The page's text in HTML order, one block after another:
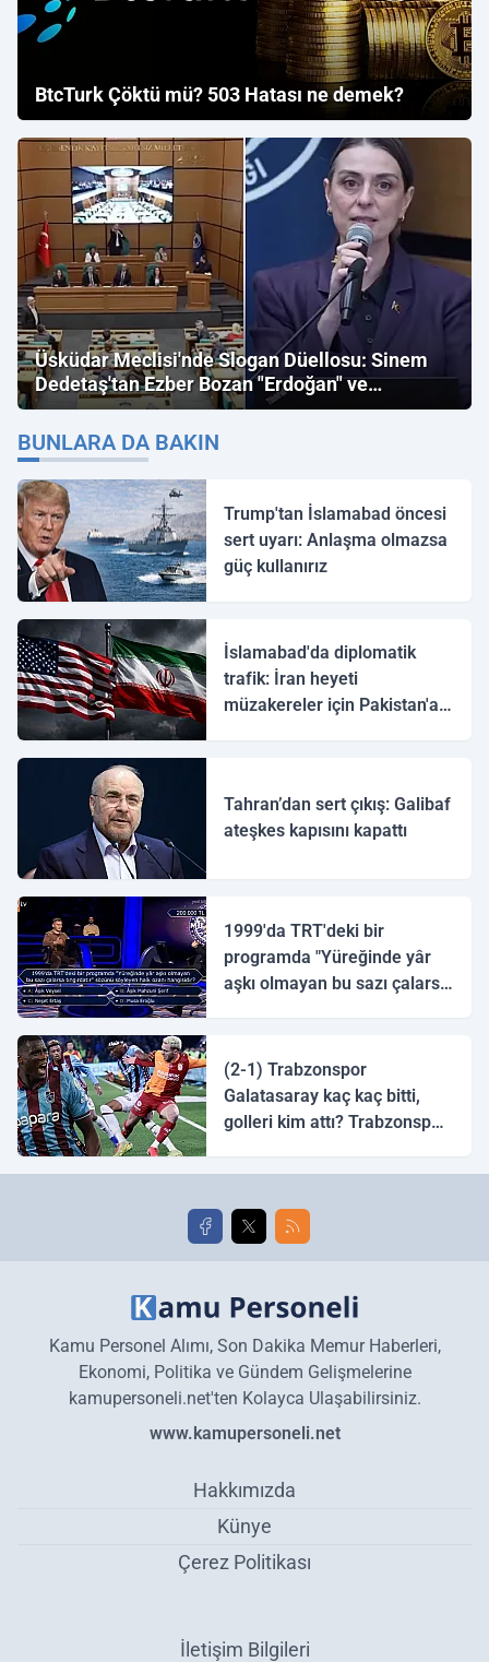
BtcTurk Çöktü mü? 503 Hatası ne demek?
Üsküdar Meclisi'nde Slogan Düellosu: Sinem
Dedetaş'tan Ezber Bozan "Erdoğan" ve
"İmamoğlu" Çıkışı!
BUNLARA DA BAKIN
Trump'tan İslamabad öncesi
sert uyarı: Anlaşma olmazsa
güç kullanırız
İslamabad'da diplomatik
trafik: İran heyeti
müzakereler için Pakistan'a
Tahran’dan sert çıkış: Galibaf
ateşkes kapısını kapattı
1999'da TRT'deki bir
programda "Yüreğinde yâr
aşkı olmayan bu sazı çalarsa
(2-1) Trabzonspor
Galatasaray kaç kaç bitti,
golleri kim attı? Trabzonspor
golleri!
Kamu Personel Alımı, Son Dakika Memur Haberleri,
Ekonomi, Politika ve Gündem Gelişmelerine
kamupersoneli.net'ten Kolayca Ulaşabilirsiniz.
www.kamupersoneli.net
Hakkımızda
Künye
Çerez Politikası
İletişim Bilgileri